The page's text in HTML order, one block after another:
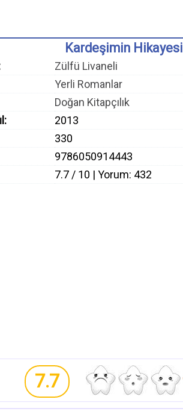
Kardeşimin Hikayesi
Zülfü Livaneli
Yerli Romanlar
Doğan Kitapçılık
2013
330
9786050914443
7.7 / 10 | Yorum: 432
7.7